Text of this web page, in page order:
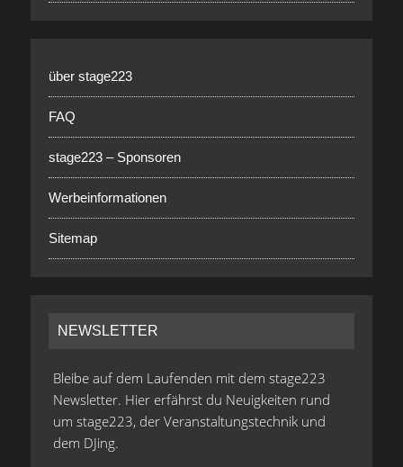
über stage223
FAQ
stage223 – Sponsoren
Werbeinformationen
Sitemap
NEWSLETTER
Bleibe auf dem Laufenden mit dem stage223
Newsletter. Hier erfährst du Neuigkeiten rund
um stage223, der Veranstaltungstechnik und
dem DJing.